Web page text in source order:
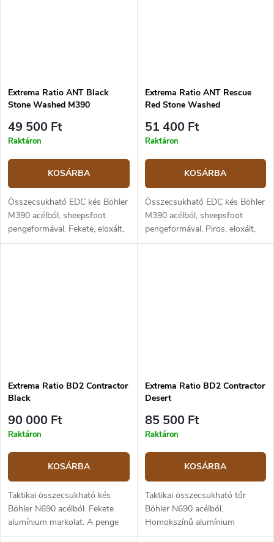
Extrema Ratio ANT Black
Stone Washed M390
49 500 Ft
Raktáron
KOSÁRBA
Összecsukható EDC kés Böhler
M390 acélból, sheepsfoot
pengeformával. Fekete, eloxált,
korrózióálló alumínium
Extrema Ratio ANT Rescue
Red Stone Washed
51 400 Ft
Raktáron
KOSÁRBA
Összecsukható EDC kés Böhler
M390 acélból, sheepsfoot
pengeformával. Piros, eloxált,
korrózióálló alumínium
Extrema Ratio BD2 Contractor
Black
90 000 Ft
Raktáron
KOSÁRBA
Taktikai összecsukható kés
Böhler N690 acélból. Fekete
alumínium markolat. A penge
hossza 9,4 cm, teljes hossz
Extrema Ratio BD2 Contractor
Desert
85 500 Ft
Raktáron
KOSÁRBA
Taktikai összecsukható tőr
Böhler N690 acélból.
Homokszínű alumínium
markolat. A penge hossza 9,4